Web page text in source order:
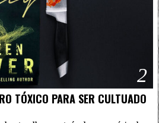
2
TÓXICO PARA SER CULTUADO